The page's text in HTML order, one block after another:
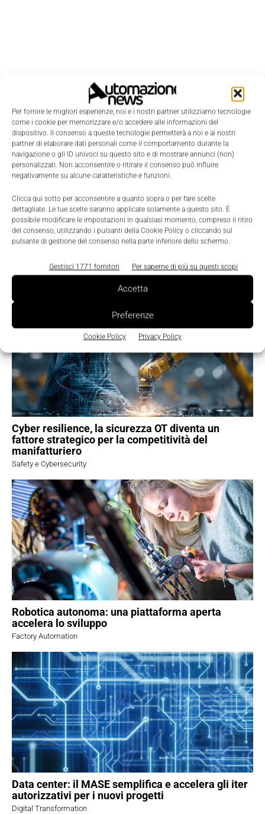
Per fornire le migliori esperienze, noi e i nostri partner utilizziamo tecnologie
come i cookie per memorizzare e/o accedere alle informazioni del
dispositivo. Il consenso a queste tecnologie permetterà a noi e ai nostri
partner di elaborare dati personali come il comportamento durante la
navigazione o gli ID univoci su questo sito e di mostrare annunci (non)
personalizzati. Non acconsentire o ritirare il consenso può influire
negativamente su alcune caratteristiche e funzioni.
Clicca qui sotto per acconsentire a quanto sopra o per fare scelte
dettagliate. Le tue scelte saranno applicate solamente a questo sito. È
possibile modificare le impostazioni in qualsiasi momento, compreso il ritiro
del consenso, utilizzando i pulsanti della Cookie Policy o cliccando sul
pulsante di gestione del consenso nella parte inferiore dello schermo.
Gestisci 1771 fornitori Per saperne di più su questi scopi
Accetta
Preferenze
Cookie Policy Privacy Policy
LEGGI LA RIVISTA ⇢
TI POTREBBERO INTERESSARE ⇢
Cyber resilience, la sicurezza OT diventa un
fattore strategico per la competitività del
manifatturiero
Safety e Cybersecurity
Robotica autonoma: una piattaforma aperta
accelera lo sviluppo
Factory Automation
Data center: il MASE semplifica e accelera gli iter
autorizzativi per i nuovi progetti
Digital Transformation